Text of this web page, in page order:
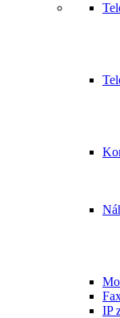
IP